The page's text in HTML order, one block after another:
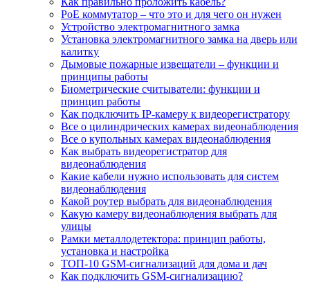
PoE коммутатор – что это и для чего он нужен
Устройство электромагнитного замка
Установка электромагнитного замка на дверь или
калитку
Дымовые пожарные извещатели – функции и
принципы работы
Биометрические считыватели: функции и
принцип работы
Как подключить IP-камеру к видеорегистратору
Все о цилиндрических камерах видеонаблюдения
Все о купольных камерах видеонаблюдения
Как выбрать видеорегистратор для
видеонаблюдения
Какие кабели нужно использовать для систем
видеонаблюдения
Какой роутер выбрать для видеонаблюдения
Какую камеру видеонаблюдения выбрать для
улицы
Рамки металлодетектора: принцип работы,
установка и настройка
ТОП-10 GSM-сигнализаций для дома и дач
Как подключить GSM-сигнализацию?